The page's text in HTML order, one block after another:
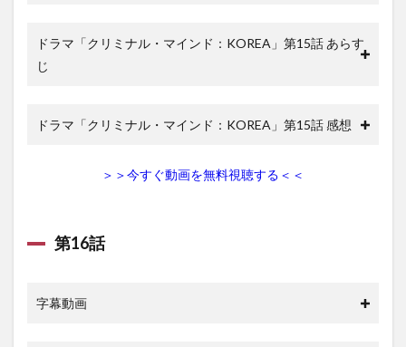
ドラマ「クリミナル・マインド：KOREA」第15話 あらす
じ
ドラマ「クリミナル・マインド：KOREA」第15話 感想
＞＞今すぐ動画を無料視聴する＜＜
第16話
字幕動画